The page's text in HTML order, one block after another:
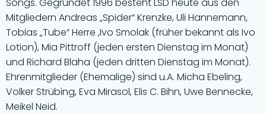
Mitgliedern Andreas „Spider“ Krenzke, Uli Hannemann,
Tobias „Tube“ Herre ,Ivo Smolak (früher bekannt als Ivo
Lotion), Mia Pittroff (jeden ersten Dienstag im Monat)
und Richard Blaha (jeden dritten Dienstag im Monat).
Ehrenmitglieder (Ehemalige) sind u.A. Micha Ebeling,
Volker Strübing, Eva Mirasol, Elis C. Bihn, Uwe Bennecke,
Meikel Neid.